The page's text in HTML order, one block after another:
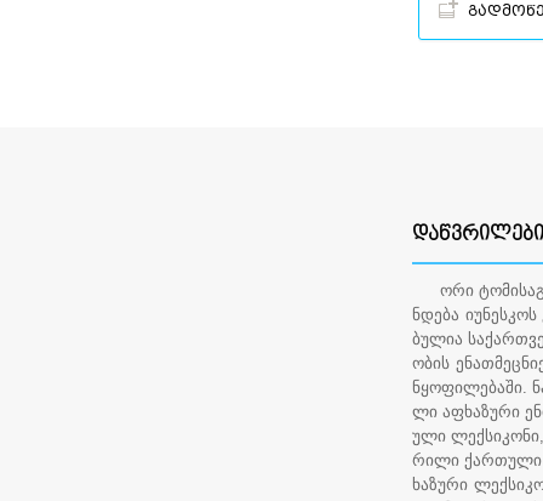
ორი
ნდება
ბულია
ობის
ნყოფილებაში.
ლი აფხაზური
ული
რილი ქართული
ხაზური